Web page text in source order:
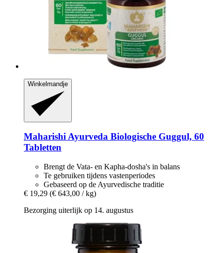
Winkelmandje
Maharishi Ayurveda Biologische Guggul, 60
Tabletten
Brengt de Vata- en Kapha-dosha's in balans
Te gebruiken tijdens vastenperiodes
Gebaseerd op de Ayurvedische traditie
€ 19,29 (€ 643,00 / kg)
Bezorging uiterlijk op 14. augustus